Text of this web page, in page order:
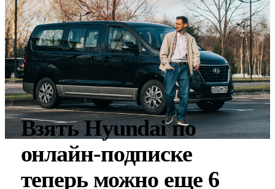
Взять Hyundai по
онлайн-подписке
теперь можно еще 6